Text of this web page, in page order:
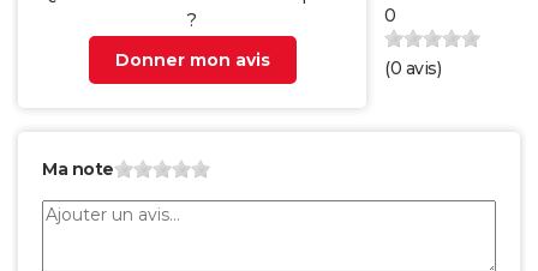
?
Donner mon avis
0
(0 avis)
Ma note